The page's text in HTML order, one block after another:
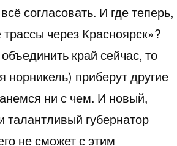
согласовать. И где теперь,
через Красноярск»?
край сейчас, то
приберут другие
ни с чем. И новый,
губернатор
не сможет с этим